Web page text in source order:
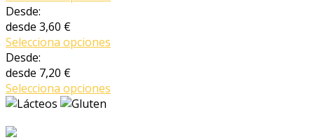
Desde:
desde 3,60 €
Selecciona opciones
Desde:
desde 7,20 €
Selecciona opciones